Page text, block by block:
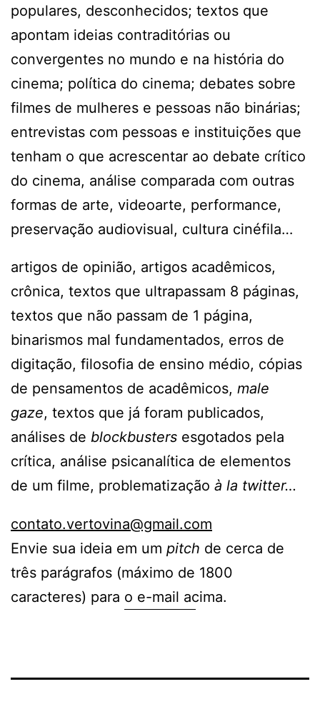
populares, desconhecidos; textos que
apontam ideias contraditórias ou
convergentes no mundo e na história do
cinema; política do cinema; debates sobre
filmes de mulheres e pessoas não binárias;
entrevistas com pessoas e instituições que
tenham o que acrescentar ao debate crítico
do cinema, análise comparada com outras
formas de arte, videoarte, performance,
preservação audiovisual, cultura cinéfila…
artigos de opinião, artigos acadêmicos,
crônica, textos que ultrapassam 8 páginas,
textos que não passam de 1 página,
binarismos mal fundamentados, erros de
digitação, filosofia de ensino médio, cópias
de pensamentos de acadêmicos, male
gaze, textos que já foram publicados,
análises de blockbusters esgotados pela
crítica, análise psicanalítica de elementos
de um filme, problematização à la twitter…
contato.vertovina@gmail.com
Envie sua ideia em um pitch de cerca de
três parágrafos (máximo de 1800
caracteres) para o e-mail acima.